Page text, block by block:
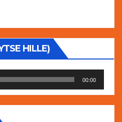
HILLE)
00:00